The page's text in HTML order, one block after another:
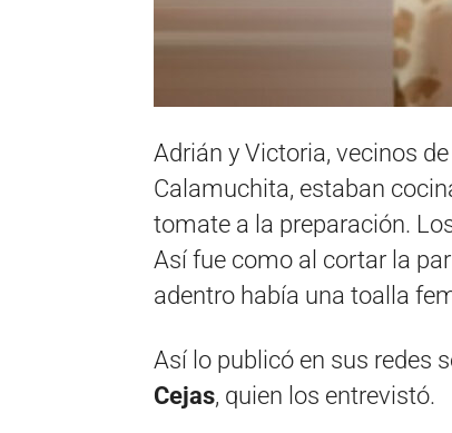
Adrián y Victoria, vecinos
Calamuchita, estaban
tomate a la preparación.
Así fue como al cortar la
adentro había una toalla
Así lo publicó en sus redes
Cejas, quien los entrevistó.